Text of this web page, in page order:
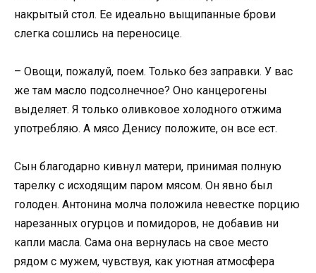
накрытый стол. Ее идеально выщипанные брови
слегка сошлись на переносице.
– Овощи, пожалуй, поем. Только без заправки. У вас
же там масло подсолнечное? Оно канцерогены
выделяет. Я только оливковое холодного отжима
употребляю. А мясо Денису положите, он все ест.
Сын благодарно кивнул матери, принимая полную
тарелку с исходящим паром мясом. Он явно был
голоден. Антонина молча положила невестке порцию
нарезанных огурцов и помидоров, не добавив ни
капли масла. Сама она вернулась на свое место
рядом с мужем, чувствуя, как уютная атмосфера